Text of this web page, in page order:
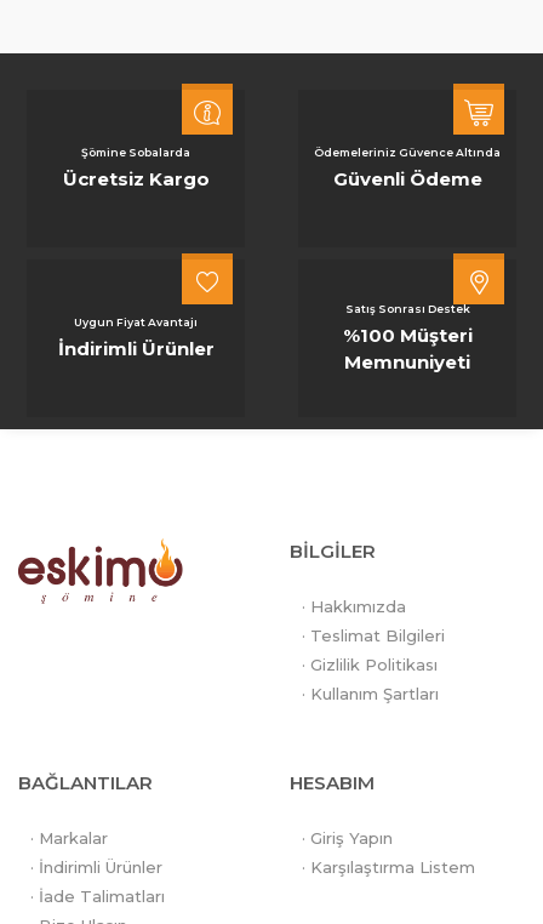
Şömine Sobalarda
Ücretsiz Kargo
Ödemeleriniz Güvence Altında
Güvenli Ödeme
Uygun Fiyat Avantajı
İndirimli Ürünler
Satış Sonrası Destek
%100 Müşteri
Memnuniyeti
BİLGİLER
· Hakkımızda
· Teslimat Bilgileri
· Gizlilik Politikası
· Kullanım Şartları
BAĞLANTILAR
· Markalar
· İndirimli Ürünler
· İade Talimatları
HESABIM
· Giriş Yapın
· Karşılaştırma Listem